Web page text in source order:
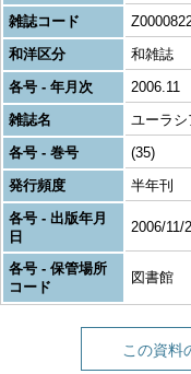
雑誌コード
和洋区分
和雑誌
各号 - 年月次
2006.11
雑誌名
ユーラシ
各号 - 巻号
(35)
発行頻度
半年刊
各号 - 出版年月
日
2006/11/
各号 - 保管場所
コード
図書館
この資料